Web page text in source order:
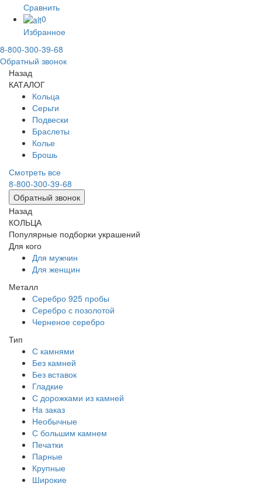
Сравнить
0
Избранное
8-800-300-39-68
Обратный звонок
Назад
КАТАЛОГ
Кольца
Серьги
Подвески
Браслеты
Колье
Брошь
Смотреть все
8-800-300-39-68
Обратный звонок
Назад
КОЛЬЦА
Популярные подборки украшений
Для кого
Для мужчин
Для женщин
Металл
Серебро 925 пробы
Серебро с позолотой
Черненое серебро
Тип
С камнями
Без камней
Без вставок
Гладкие
С дорожками из камней
На заказ
Необычные
С большим камнем
Печатки
Парные
Крупные
Широкие